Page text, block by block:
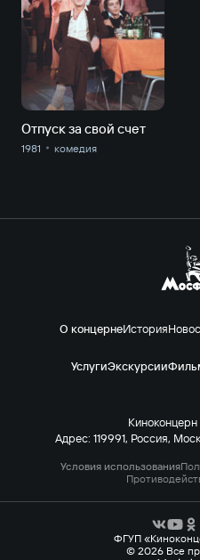
Отпуск за свой счет
1981 комедия
О концернеИстория
УслугиЭкскурсии
Адрес: 119991, Россия,
Условия использования
ФГУП
© 2026 Все